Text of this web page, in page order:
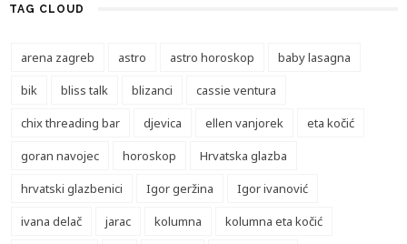
TAG CLOUD
arena zagreb astro astro horoskop
baby lasagna
bik
bliss talk blizanci
cassie ventura
chix threading bar
djevica ellen vanjorek
eta kočić
goran navojec
horoskop
Hrvatska glazba
hrvatski glazbenici
Igor geržina
Igor ivanović
ivana delač
jarac kolumna
kolumna eta kočić